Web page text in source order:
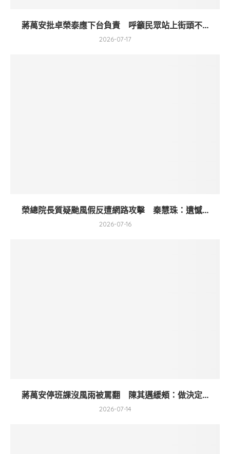
蔣萬安批卓榮泰應下台負責 呼籲民眾站上街頭不...
2026-07-17
榮總院長質疑颱風假反遭網路攻擊 秦慧珠：遺憾...
2026-07-16
蔣萬安停班課沒風雨被罵翻 陳其邁緩頰：做決定...
2026-07-14